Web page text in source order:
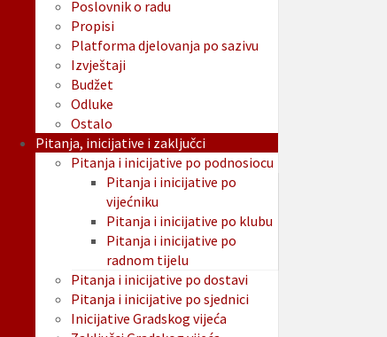
Poslovnik o radu
Propisi
Platforma djelovanja po sazivu
Izvještaji
Budžet
Odluke
Ostalo
Pitanja, inicijative i zaključci
Pitanja i inicijative po podnosiocu
Pitanja i inicijative po
vijećniku
Pitanja i inicijative po klubu
Pitanja i inicijative po
radnom tijelu
Pitanja i inicijative po dostavi
Pitanja i inicijative po sjednici
Inicijative Gradskog vijeća